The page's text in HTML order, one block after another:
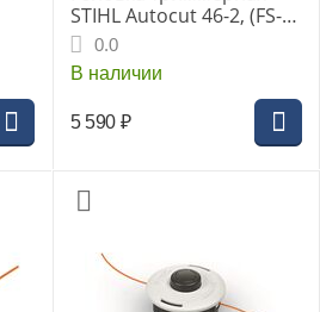
STIHL Autocut 46-2, (FS-
300/310,350,400,К400,FS4
50/K450)
0.0
В наличии
5 590 ₽